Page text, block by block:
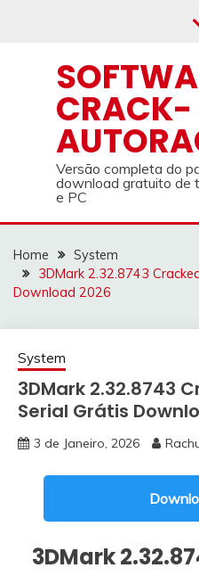
CRACK-
Versão completa do
download gratuito de
e PC
Home
System
3DMark 2.32.8743
Download 2026
System
3DMark 2.32.8743
Serial Grátis
3 de Janeiro, 2026
3DMark